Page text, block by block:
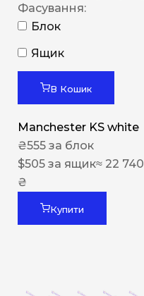
Фасування:
Блок
Ящик
В Кошик
Manchester KS white
₴555 за блок
$505 за ящик≈ 22 740
₴
Купити